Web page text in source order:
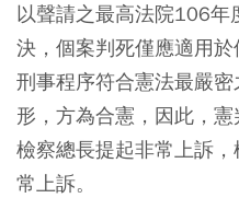
以聲請之最高法院106
決，個案判死僅應適用
刑事程序符合憲法最嚴
形，方為合憲，因此，
檢察總長提起非常上訴
常上訴。